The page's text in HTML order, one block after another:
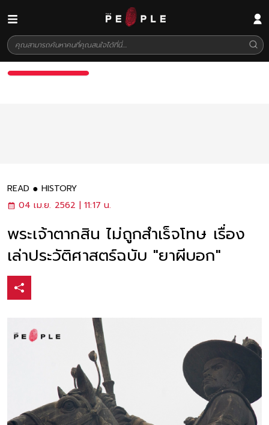
READ
HISTORY
04 เม.ย. 2562 | 11:17 น.
พระเจ้าตากสิน ไม่ถูกสำเร็จโทษ เรื่อง
เล่าประวัติศาสตร์ฉบับ "ยาผีบอก"